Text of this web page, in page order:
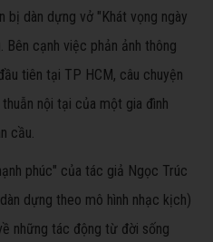
bị dàn dựng vở "Khát vọng ngày
cạnh việc phản ảnh thông
tiên tại TP HCM, câu chuyện
nội tại của một gia đình
cầu.
phúc" của tác giả Ngọc Trúc
dựng theo mô hình nhạc kịch)
những tác động từ đời sống